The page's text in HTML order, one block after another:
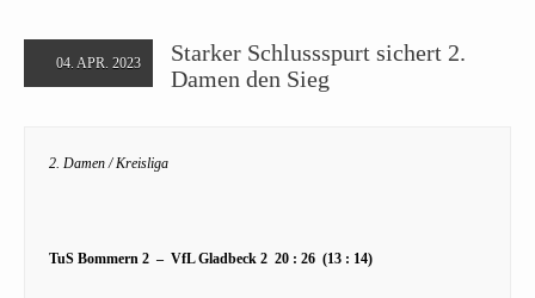
04. APR. 2023
Starker Schlussspurt sichert 2.
Damen den Sieg
2. Damen / Kreisliga
TuS Bommern 2 – VfL Gladbeck 2 20 : 26 (13 : 14)